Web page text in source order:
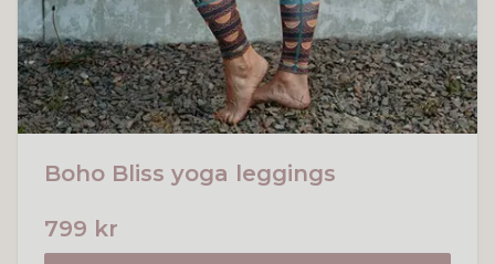
Boho Bliss yoga leggings
799 kr